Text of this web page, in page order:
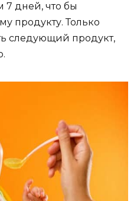
7 дней, что бы
продукту. Только
следующий продукт,